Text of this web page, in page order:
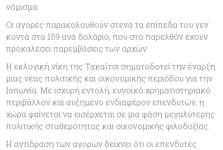
νόμισμα.
Οι αγορές παρακολουθούν στενά τα επίπεδα του γεν
κοντά στα 159 ανά δολάριο, που στο παρελθόν έχουν
προκαλέσει παρεμβάσεις των αρχών.
Η εκλογική νίκη της Τακαΐτσι σηματοδοτεί την έναρξη
μιας νέας πολιτικής και οικονομικής περιόδου για την
Ιαπωνία. Με ισχυρή εντολή, ευνοϊκό χρηματιστηριακό
περιβάλλον και αυξημένο ενδιαφέρον επενδυτών, η
χώρα φαίνεται να εισέρχεται σε μια φάση μεγαλύτερης
πολιτικής σταθερότητας και οικονομικής φιλοδοξίας.
Η αντίδραση των αγορών δείχνει ότι οι επενδυτές